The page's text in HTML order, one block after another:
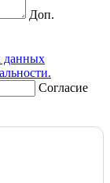
Доп.
данных
Согласие